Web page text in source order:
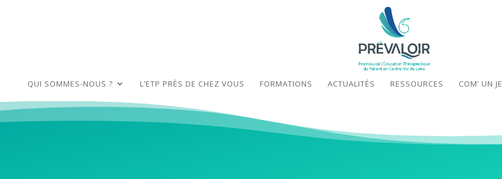
QUI SOMMES-NOUS ? L’ETP PRÈS DE CHEZ VOUS FORMATIONS ACTUALITÉS RESSOURCES COM’ UN JE